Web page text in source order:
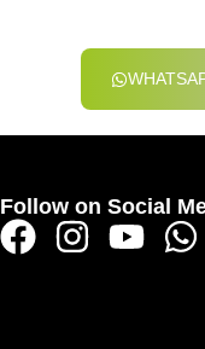
Follow on Social